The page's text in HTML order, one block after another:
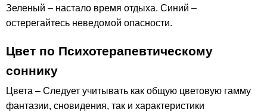
Зеленый – настало время отдыха. Синий –
остерегайтесь неведомой опасности.
Цвет по Психотерапевтическому
соннику
Цвета – Следует учитывать как общую цветовую гамму
фантазии, сновидения, так и характеристики